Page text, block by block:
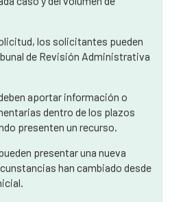
los solicitantes pueden
de Revisión Administrativa
aportar información o
dentro de los plazos
presenten un recurso.
presentar una nueva
han cambiado desde